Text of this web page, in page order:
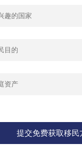
提交免费获取移民